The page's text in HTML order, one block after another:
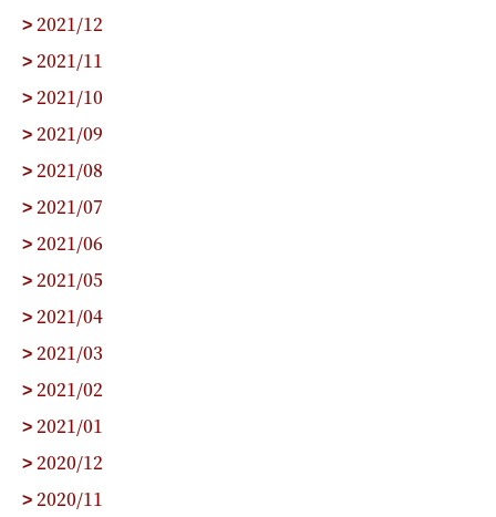
> 2021/12
> 2021/11
> 2021/10
> 2021/09
> 2021/08
> 2021/07
> 2021/06
> 2021/05
> 2021/04
> 2021/03
> 2021/02
> 2021/01
> 2020/12
> 2020/11